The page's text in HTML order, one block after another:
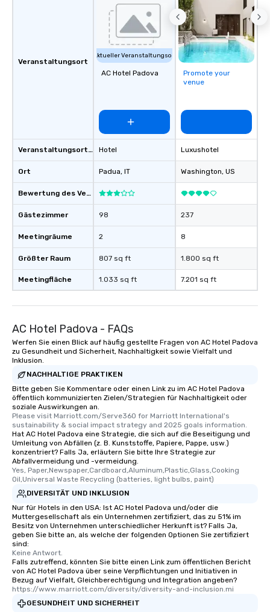
Veranstaltungsort
Veranstaltungsortstyp
Ort
Bewertung des Veranstaltungsortes
Gästezimmer
Meetingräume
Größter Raum
Meetingfläche
Aktueller Veranstaltungsort
AC Hotel Padova
Hotel
Padua, IT
98
2
807 sq ft
1.033 sq ft
Promote your
venue
Luxushotel
Washington, US
237
8
1.800 sq ft
7.201 sq ft
AC Hotel Padova - FAQs
Werfen Sie einen Blick auf häufig gestellte Fragen von AC Hotel Padova
zu Gesundheit und Sicherheit, Nachhaltigkeit sowie Vielfalt und
Inklusion.
NACHHALTIGE PRAKTIKEN
Bitte geben Sie Kommentare oder einen Link zu im AC Hotel Padova
öffentlich kommunizierten Zielen/Strategien für Nachhaltigkeit oder
soziale Auswirkungen an.
Please visit Marriott.com/Serve360 for Marriott International's
sustainability & social impact strategy and 2025 goals information.
Hat AC Hotel Padova eine Strategie, die sich auf die Beseitigung und
Umleitung von Abfällen (z. B. Kunststoffe, Papiere, Pappe, usw.)
konzentriert? Falls Ja, erläutern Sie bitte Ihre Strategie zur
Abfallvermeidung und -vermeidung.
Yes, Paper,Newspaper,Cardboard,Aluminum,Plastic,Glass,Cooking
Oil,Universal Waste Recycling (batteries, light bulbs, paint)
DIVERSITÄT UND INKLUSION
Nur für Hotels in den USA: Ist AC Hotel Padova und/oder die
Muttergesellschaft als ein Unternehmen zertifiziert, das zu 51% im
Besitz von Unternehmen unterschiedlicher Herkunft ist? Falls Ja,
geben Sie bitte an, als welche der folgenden Optionen Sie zertifiziert
sind:
Keine Antwort.
Falls zutreffend, könnten Sie bitte einen Link zum öffentlichen Bericht
von AC Hotel Padova über seine Verpflichtungen und Initiativen in
Bezug auf Vielfalt, Gleichberechtigung und Integration angeben?
https://www.marriott.com/diversity/diversity-and-inclusion.mi
GESUNDHEIT UND SICHERHEIT